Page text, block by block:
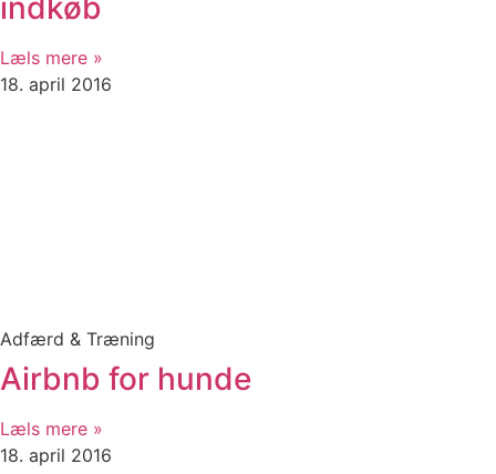
indkøb
Læls mere »
18. april 2016
Adfærd & Træning
Airbnb for hunde
Læls mere »
18. april 2016